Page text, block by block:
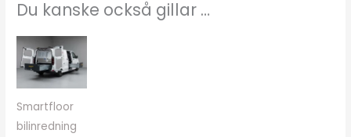
Du kanske också gillar …
Smartfloor
bilinredning
Den
här
produkten
har
flera